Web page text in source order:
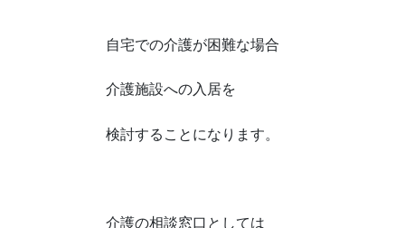
自宅での介護が困難な場合
介護施設への入居を
検討することになります。
介護の相談窓口としては